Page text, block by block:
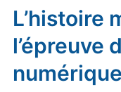
L’histoire
l’épreuve